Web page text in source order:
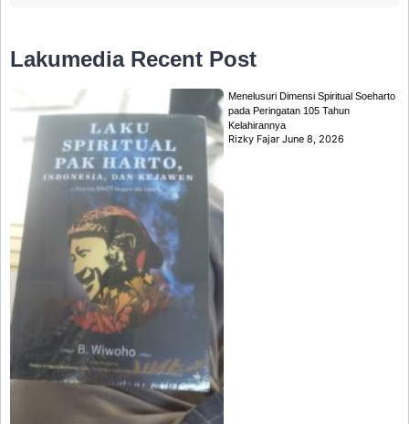
Lakumedia Recent Post
Menelusuri Dimensi Spiritual Soeharto
pada Peringatan 105 Tahun
Kelahirannya
Rizky FajarJune 8, 2026